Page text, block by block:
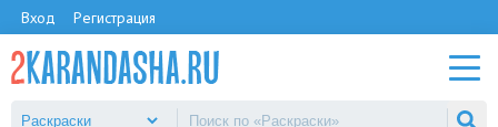
Вход Регистрация